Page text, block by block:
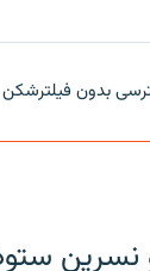
بدون فیلترشکن